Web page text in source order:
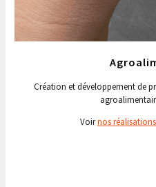
Création et développement de
Voirnos